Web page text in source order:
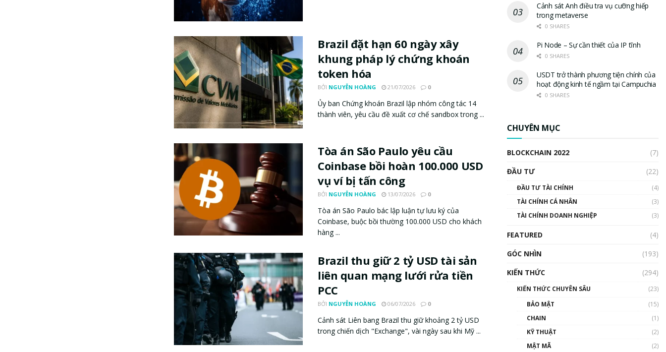
Brazil đặt hạn 60 ngày xây
khung pháp lý chứng khoán
token hóa
BỞI NGUYỄN HOÀNG 21/07/2026 0
Ủy ban Chứng khoán Brazil lập nhóm công tác 14
thành viên, yêu cầu đề xuất cơ chế sandbox trong ...
Tòa án São Paulo yêu cầu
Coinbase bồi hoàn 100.000 USD
vụ ví bị tấn công
BỞI NGUYỄN HOÀNG 13/07/2026 0
Tòa án São Paulo bác lập luận tự lưu ký của
Coinbase, buộc bồi thường 100.000 USD cho khách
hàng ...
Brazil thu giữ 2 tỷ USD tài sản
liên quan mạng lưới rửa tiền
PCC
BỞI NGUYỄN HOÀNG 06/07/2026 0
Cảnh sát Liên bang Brazil thu giữ khoảng 2 tỷ USD
trong chiến dịch "Exchange", vài ngày sau khi Mỹ ...
Cảnh sát Anh điều tra vụ cưỡng hiếp
trong metaverse
0 SHARES
Pi Node – Sự cần thiết của IP tĩnh
0 SHARES
USDT trở thành phương tiện chính của
hoạt động kinh tế ngầm tại Campuchia
0 SHARES
CHUYÊN MỤC
BLOCKCHAIN 2022
(7)
ĐẦU TƯ
(22)
ĐẦU TƯ TÀI CHÍNH
(4)
TÀI CHÍNH CÁ NHÂN
(3)
TÀI CHÍNH DOANH NGHIỆP
(3)
FEATURED
(4)
GÓC NHÌN
(193)
KIẾN THỨC
(294)
KIẾN THỨC CHUYÊN SÂU
(23)
BẢO MẬT
(15)
CHAIN
(1)
KỸ THUẬT
(2)
MẬT MÃ
(2)